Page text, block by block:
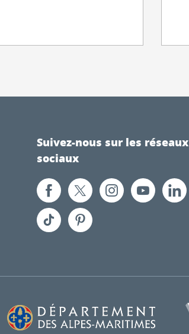
Suivez-nous sur les réseaux
sociaux